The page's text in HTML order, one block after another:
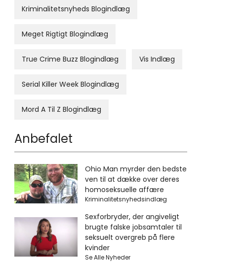
Kriminalitetsnyheds Blogindlæg
Meget Rigtigt Blogindlæg
True Crime Buzz Blogindlæg Vis Indlæg
Serial Killer Week Blogindlæg
Mord A Til Z Blogindlæg
Anbefalet
Ohio Man myrder den bedste
ven til at dække over deres
homoseksuelle affære
Kriminalitetsnyhedsindlæg
Sexforbryder, der angiveligt
brugte falske jobsamtaler til
seksuelt overgreb på flere
kvinder
Se Alle Nyheder